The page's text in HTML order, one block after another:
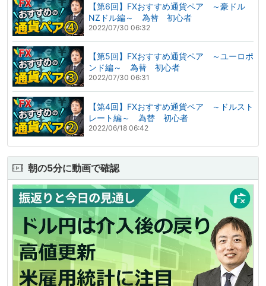
【第6回】FXおすすめ通貨ペア ～豪ドル
NZドル編～ 為替 初心者
2022/07/30 06:32
【第5回】FXおすすめ通貨ペア ～ユーロポ
ンド編～ 為替 初心者
2022/07/30 06:31
【第4回】FXおすすめ通貨ペア ～ドルスト
レート編～ 為替 初心者
2022/06/18 06:42
朝の5分に動画で確認